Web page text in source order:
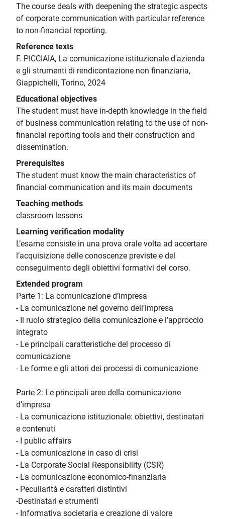
The course deals with deepening the strategic aspects
of corporate communication with particular reference
to non-financial reporting.
Reference texts
F. PICCIAIA, La comunicazione istituzionale d'azienda
e gli strumenti di rendicontazione non finanziaria,
Giappichelli, Torino, 2024
Educational objectives
The student must have in-depth knowledge in the field
of business communication relating to the use of non-
financial reporting tools and their construction and
dissemination.
Prerequisites
The student must know the main characteristics of
financial communication and its main documents
Teaching methods
classroom lessons
Learning verification modality
L’esame consiste in una prova orale volta ad accertare
l’acquisizione delle conoscenze previste e del
conseguimento degli obiettivi formativi del corso.
Extended program
Parte 1: La comunicazione d’impresa
- La comunicazione nel governo dell’impresa
- Il ruolo strategico della comunicazione e l’approccio
integrato
- Le principali caratteristiche del processo di
comunicazione
- Le forme e gli attori dei processi di comunicazione
Parte 2: Le principali aree della comunicazione
d’impresa
- La comunicazione istituzionale: obiettivi, destinatari
e contenuti
- I public affairs
- La comunicazione in caso di crisi
- La Corporate Social Responsibility (CSR)
- La comunicazione economico-finanziaria
- Peculiarità e caratteri distintivi
-Destinatari e strumenti
- Informativa societaria e creazione di valore